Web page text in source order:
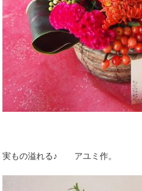
実もの溢れる♪ アユミ作。